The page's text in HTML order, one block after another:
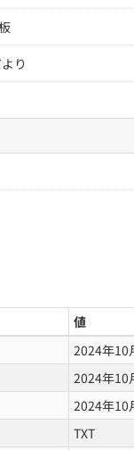
り
値
2024年10
2024年10
2024年10
TXT